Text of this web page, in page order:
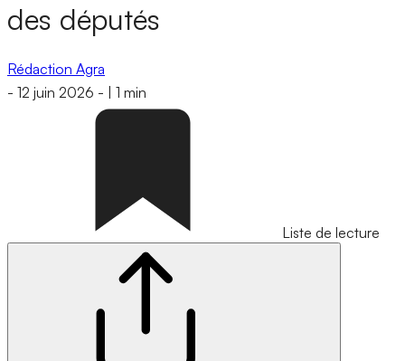
des députés
Rédaction Agra
- 12 juin 2026 - 1 min
Liste de lecture